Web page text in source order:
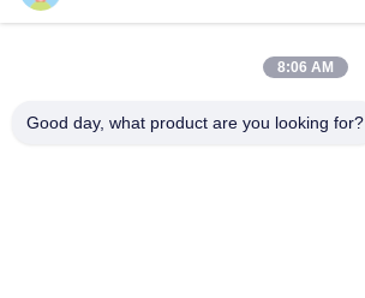
8:06 AM
Good day, what product are you looking for?